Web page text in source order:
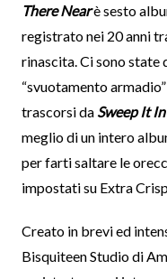
There Nearè sesto
registrato nei 20 anni
rinascita. Ci sono state
“svuotamento
trascorsi da Sweep It
meglio di un intero
per farti saltare le
impostati su Extra
Creato in brevi ed
Bisquiteen Studio di